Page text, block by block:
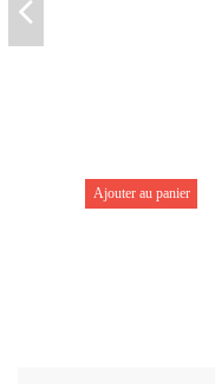
Ajouter au panier